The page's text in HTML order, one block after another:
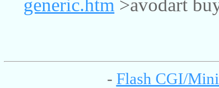
generic.htm >avodart
- Flash CGI/